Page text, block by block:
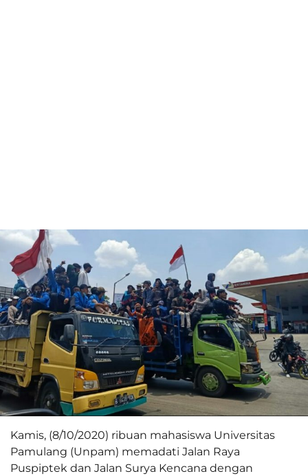
Kamis, (8/10/2020) ribuan mahasiswa Universitas
Pamulang (Unpam) memadati Jalan Raya
Puspiptek dan Jalan Surya Kencana dengan